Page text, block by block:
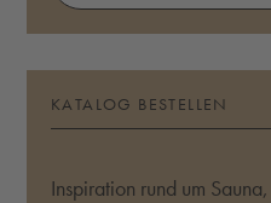
KATALOG BESTELLEN
Inspiration rund um